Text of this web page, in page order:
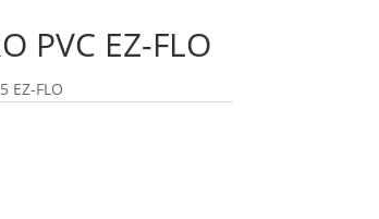
PVC EZ-FLO
EZ-FLO